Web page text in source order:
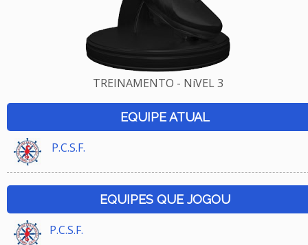
TREINAMENTO - NíVEL 3
EQUIPE ATUAL
P.C.S.F.
EQUIPES QUE JOGOU
P.C.S.F.